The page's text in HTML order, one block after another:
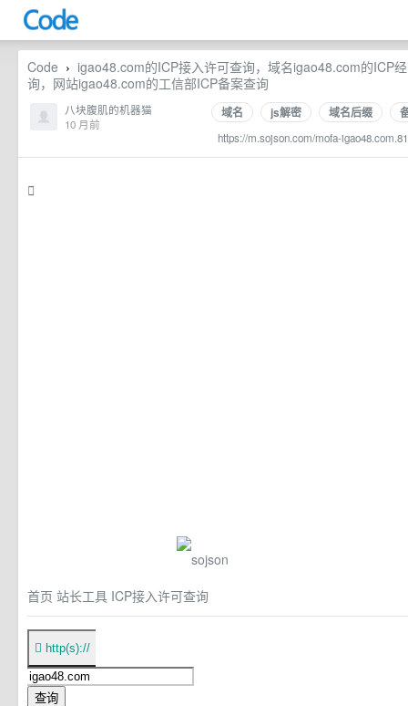
Code ›
igao48.com的ICP接入许可查询，域名igao48.com的ICP
询，网站igao48.com的工信部ICP备案查询
域名 js解密 域名后缀
https://m.sojson.com/mofa-
八块腹肌的机器猫
10 月前

首页 站长工具 ICP接入许可查询
 http(s)://
查询